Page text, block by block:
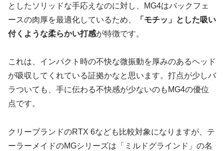
としたソリッドな手応えなのに対し、MG4はバックフェ
ースの肉厚を最適化しているため、
「モチッ」とした吸い
付くような柔らかい打感が特徴です。
これは、インパクト時の不快な微振動を厚みのあるヘッド
が吸収してくれている証拠かなと思います。打点が少しバ
ラついても、手に伝わる不快感が少ないのもMG4の優位
点です。
クリーブランドのRTX 6なども比較対象になりますが、テ
ーラーメイドのMGシリーズは「ミルドグラインド」の名